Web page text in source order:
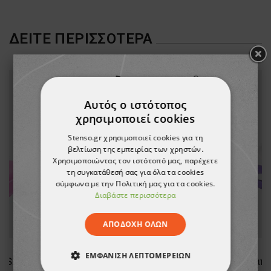
ΔΕΊΤΕ ΠΕΡΙΣΣΌΤΕΡΑ
Αυτός ο ιστότοπος
χρησιμοποιεί cookies
Stenso.gr χρησιμοποιεί cookies για τη
βελτίωση της εμπειρίας των χρηστών.
Χρησιμοποιώντας τον ιστότοπό μας, παρέχετε
τη συγκατάθεσή σας για όλα τα cookies
σύμφωνα με την Πολιτική μας για τα cookies.
Διαβάστε περισσότερα
ΑΠΟΔΟΧΉ ΌΛΩΝ
ΕΜΦΆΝΙΣΗ ΛΕΠΤΟΜΕΡΕΙΏΝ